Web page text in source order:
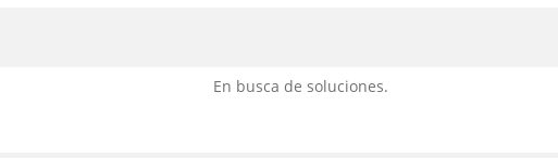
En busca de soluciones.